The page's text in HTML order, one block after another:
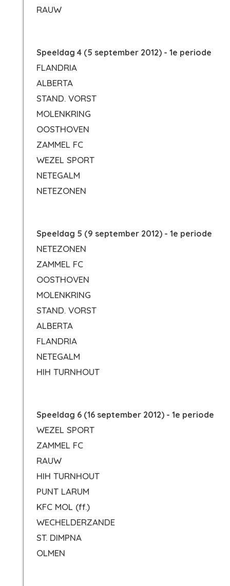
RAUW
Speeldag 4 (5 september 2012) - 1e periode
FLANDRIA
ALBERTA
STAND. VORST
MOLENKRING
OOSTHOVEN
ZAMMEL FC
WEZEL SPORT
NETEGALM
NETEZONEN
Speeldag 5 (9 september 2012) - 1e periode
NETEZONEN
ZAMMEL FC
OOSTHOVEN
MOLENKRING
STAND. VORST
ALBERTA
FLANDRIA
NETEGALM
HIH TURNHOUT
Speeldag 6 (16 september 2012) - 1e periode
WEZEL SPORT
ZAMMEL FC
RAUW
HIH TURNHOUT
PUNT LARUM
KFC MOL (ff.)
WECHELDERZANDE
ST. DIMPNA
OLMEN